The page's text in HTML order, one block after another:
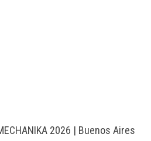
2026 | Buenos Aires